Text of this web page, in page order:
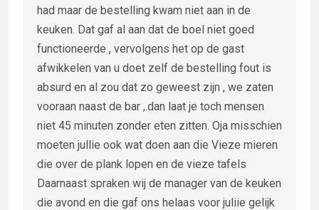
had maar de bestelling kwam niet aan in de
keuken. Dat gaf al aan dat de boel niet goed
functioneerde , vervolgens het op de gast
afwikkelen van u doet zelf de bestelling fout is
absurd en al zou dat zo geweest zijn , we zaten
vooraan naast de bar ,.dan laat je toch mensen
niet 45 minuten zonder eten zitten. Oja misschien
moeten jullie ook wat doen aan die Vieze mieren
die over de plank lopen en de vieze tafels
Daarnaast spraken wij de manager van de keuken
die avond en die gaf ons helaas voor juliie gelijk